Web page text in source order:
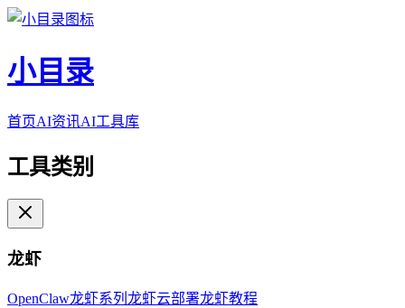
小目录
首页AI资讯AI工具库
工具类别
龙虾
OpenClaw龙虾系列 龙虾云部署龙虾教程